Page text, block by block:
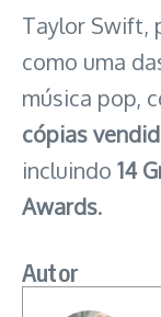
Taylor Swift,
como uma
música pop,
cópias
incluindo 14
Awards.
Autor